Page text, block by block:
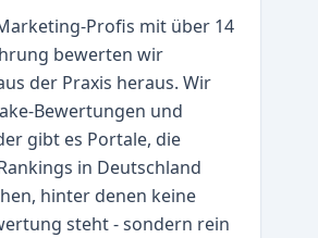
Profis mit über 14
bewerten wir
der Praxis heraus. Wir
Bewertungen und
gibt es Portale, die
in Deutschland
hinter denen keine
steht - sondern rein